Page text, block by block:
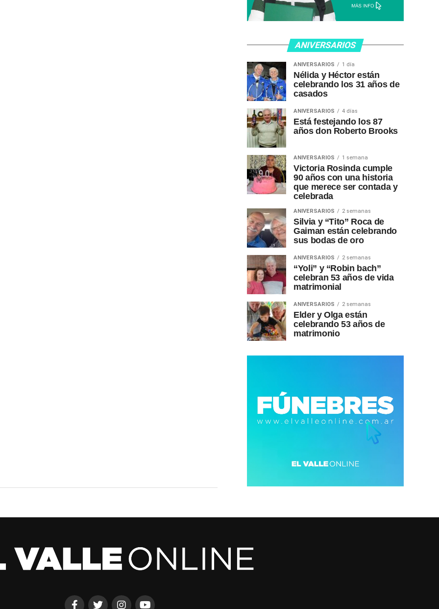
ANIVERSARIOS
ANIVERSARIOS 1 día
Nélida y Héctor están
celebrando los 31 años de
casados
ANIVERSARIOS 4 días
Está festejando los 87
años don Roberto Brooks
ANIVERSARIOS 1 semana
Victoria Rosinda cumple
90 años con una historia
que merece ser contada y
celebrada
ANIVERSARIOS 2 semanas
Silvia y “Tito” Roca de
Gaiman están celebrando
sus bodas de oro
ANIVERSARIOS 2 semanas
“Yoli” y “Robin bach”
celebran 53 años de vida
matrimonial
ANIVERSARIOS 2 semanas
Elder y Olga están
celebrando 53 años de
matrimonio